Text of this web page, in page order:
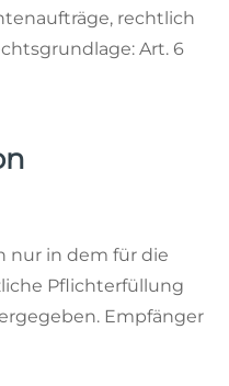
rechtlich
Art. 6
nur in dem für die
Pflichterfüllung
Empfänger